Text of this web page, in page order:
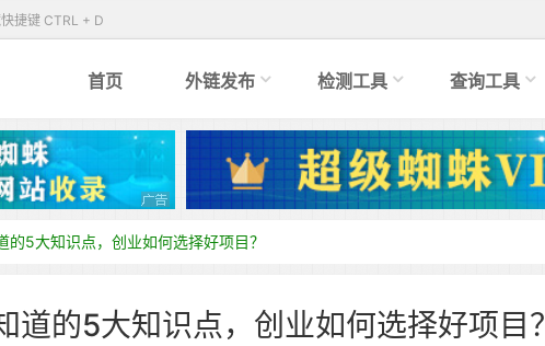
捷键 CTRL + D
首页 外链发布 检测工具 查询工具
的5大知识点，创业如何选择好项目？
道的5大知识点，创业如何选择好项目？